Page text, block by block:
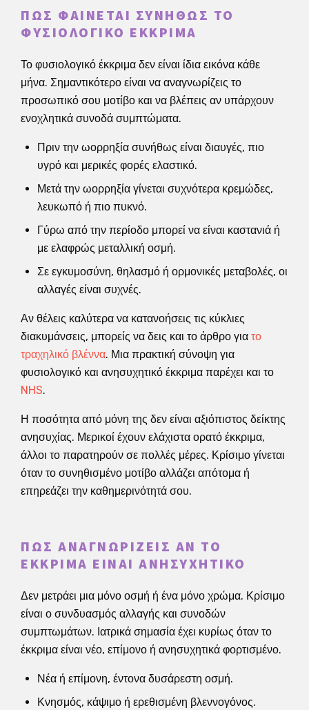
ΠΏΣ ΦΑΊΝΕΤΑΙ ΣΥΝΉΘΩΣ ΤΟ
ΦΥΣΙΟΛΟΓΙΚΌ ΈΚΚΡΙΜΑ
Το φυσιολογικό έκκριμα δεν είναι ίδια εικόνα κάθε
μήνα. Σημαντικότερο είναι να αναγνωρίζεις το
προσωπικό σου μοτίβο και να βλέπεις αν υπάρχουν
ενοχλητικά συνοδά συμπτώματα.
Πριν την ωορρηξία συνήθως είναι διαυγές, πιο
υγρό και μερικές φορές ελαστικό.
Μετά την ωορρηξία γίνεται συχνότερα κρεμώδες,
λευκωπό ή πιο πυκνό.
Γύρω από την περίοδο μπορεί να είναι καστανιά ή
με ελαφρώς μεταλλική οσμή.
Σε εγκυμοσύνη, θηλασμό ή ορμονικές μεταβολές, οι
αλλαγές είναι συχνές.
Αν θέλεις καλύτερα να κατανοήσεις τις κύκλιες
διακυμάνσεις, μπορείς να δεις και το άρθρο για το
τραχηλικό βλέννα. Μια πρακτική σύνοψη για
φυσιολογικό και ανησυχητικό έκκριμα παρέχει και το
NHS.
Η ποσότητα από μόνη της δεν είναι αξιόπιστος δείκτης
ανησυχίας. Μερικοί έχουν ελάχιστα ορατό έκκριμα,
άλλοι το παρατηρούν σε πολλές μέρες. Κρίσιμο γίνεται
όταν το συνηθισμένο μοτίβο αλλάζει απότομα ή
επηρεάζει την καθημερινότητά σου.
ΠΏΣ ΑΝΑΓΝΩΡΊΖΕΙΣ ΑΝ ΤΟ
ΈΚΚΡΙΜΑ ΕΊΝΑΙ ΑΝΗΣΥΧΗΤΙΚΌ
Δεν μετράει μια μόνο οσμή ή ένα μόνο χρώμα. Κρίσιμο
είναι ο συνδυασμός αλλαγής και συνοδών
συμπτωμάτων. Ιατρικά σημασία έχει κυρίως όταν το
έκκριμα είναι νέο, επίμονο ή ανησυχητικά φορτισμένο.
Νέα ή επίμονη, έντονα δυσάρεστη οσμή.
Κνησμός, κάψιμο ή ερεθισμένη βλεννογόνος.